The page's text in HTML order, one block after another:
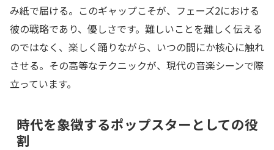
み紙で届ける。このギャップこそが、フェーズ2における
彼の戦略であり、優しさです。難しいことを難しく伝える
のではなく、楽しく踊りながら、いつの間にか核心に触れ
させる。その高等なテクニックが、現代の音楽シーンで際
立っています。
時代を象徴するポップスターとしての役
割